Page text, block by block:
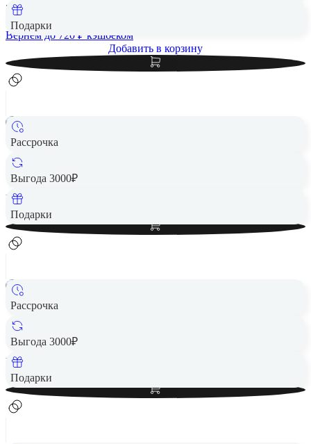
Подарки
35 990 ₽
Вернем до 720 ₽ кэшбеком
Добавить в корзину
Рассрочка
Выгода 3000₽
Подарки
44 390 ₽
Вернем до
Рассрочка
Выгода 3000₽
Подарки
Игровая приставка Nintendo Switch 2 Mario Kart Bundle
46 390 ₽
Вернем до